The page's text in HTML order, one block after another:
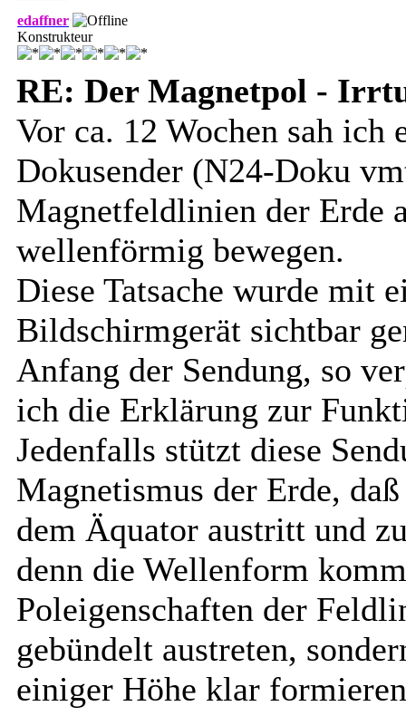
edaffner
Konstrukteur
RE: Der Magnetpol -
Vor ca. 12 Wochen sah ich
Dokusender (N24-Doku
Magnetfeldlinien der Erde
wellenförmig bewegen.
Diese Tatsache wurde mit
Bildschirmgerät sichtbar
Anfang der Sendung, so
ich die Erklärung zur
Jedenfalls stützt diese
Magnetismus der Erde,
dem Äquator austritt und
denn die Wellenform
Poleigenschaften der
gebündelt austreten,
einiger Höhe klar